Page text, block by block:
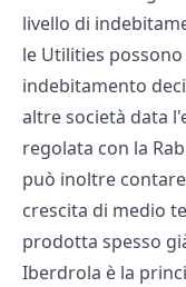
livello di
le Utilities
indebitamento
altre società data
regolata con la
può inoltre
crescita di medio
prodotta spesso
Iberdrola è la